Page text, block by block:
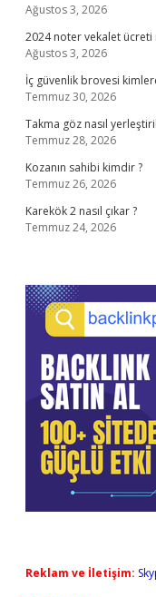
Ağustos 3, 2026
2024 noter vekalet ücreti
Ağustos 3, 2026
İç güvenlik brovesi
Temmuz 30, 2026
Takma göz nasıl
Temmuz 28, 2026
Kozanın sahibi kimdir ?
Temmuz 26, 2026
Karekök 2 nasıl çıkar ?
Temmuz 24, 2026
Reklam ve İletişim: